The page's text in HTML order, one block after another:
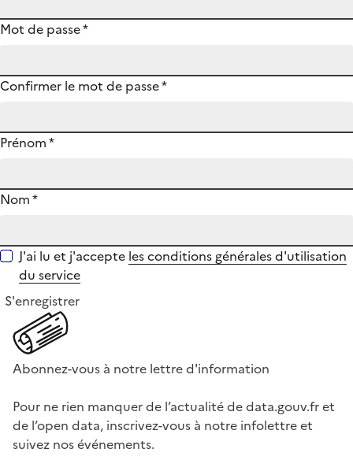
Mot de passe*
Confirmer le mot de passe*
Prénom*
Nom*
J'ai lu et j'accepte les conditions générales d'utilisation
du service
S'enregistrer
Abonnez-vous à notre lettre d'information
Pour ne rien manquer de l’actualité de data.gouv.fr et
de l’open data, inscrivez-vous à notre infolettre et
suivez nos événements.